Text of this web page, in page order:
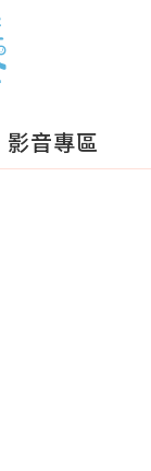
影音專區